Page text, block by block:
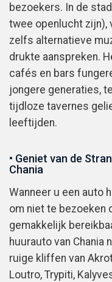
bezoekers. In de
twee openlucht zijn),
zelfs alternatieve
drukte aanspreken.
cafés en bars
jongere generaties,
tijdloze tavernes
leeftijden.
• Geniet van de
Chania
Wanneer u een auto
om niet te bezoeken
gemakkelijk
huurauto van Chania
ruige kliffen van
Loutro, Trypiti,